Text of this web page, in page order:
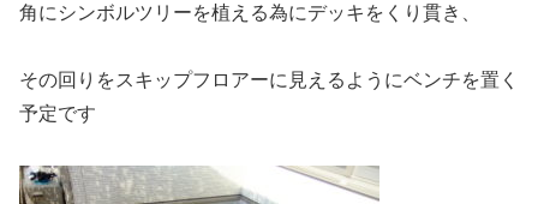
角にシンボルツリーを植える為にデッキをくり貫き、
その回りをスキップフロアーに見えるようにベンチを置く
予定です